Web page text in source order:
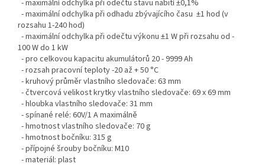
- maximální odchylka při odečtu stavu nabití ±0,1%
- maximální odchylka při odhadu zbývajícího času ±1 hod (v
rozsahu 1-240 hod)
- maximální odchylka při odečtu výkonu ±1 W při rozsahu od -
100 W do 1 kW
- pro celkovou kapacitu akumulátorů 20 - 9999 Ah
- rozsah pracovní teploty -20 až + 50 °C
- kruhový průměr vlastního sledovače: 63 mm
- čtvercová velikost krytky vlastního sledovače: 69 x 69 mm
- hloubka vlastního sledovače: 31 mm
- spínané relé: 60V/1 A maximálně
- hmotnost vlastního sledovače: 70 g
- hmotnost bočníku: 315 g
- přípojné šrouby bočníku: M10
- materiál: plast